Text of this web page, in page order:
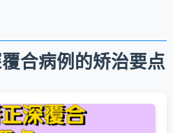
合病例的矫治要点